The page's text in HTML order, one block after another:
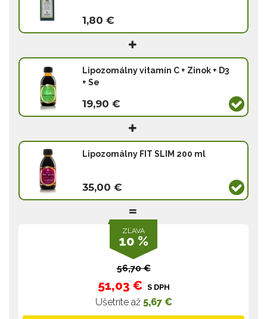
1,80 €
Lipozomálny vitamín C + Zinok + D3
+ Se
19,90 €
Lipozomálny FIT SLIM 200 ml
35,00 €
ZĽAVA
10 %
56,70 €
51,03 € S DPH
Ušetríte až 5,67 €